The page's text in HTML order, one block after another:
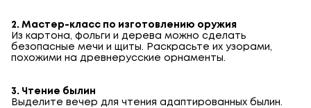
2. Мастер-класс по изготовлению оружия
Из картона, фольги и дерева можно сделать
безопасные мечи и щиты. Раскрасьте их узорами,
похожими на древнерусские орнаменты.
3. Чтение былин
Выделите вечер для чтения адаптированных былин.